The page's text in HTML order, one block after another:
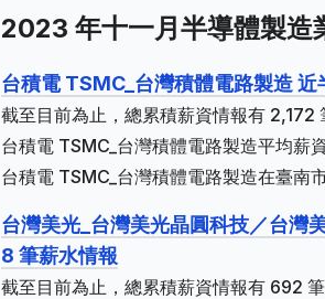
2023 年十一月半導體製造
台積電 TSMC_台灣積體電路製造
截至目前為止，總累積薪資情報有
台積電 TSMC_台灣積體電路製造平均薪
台積電 TSMC_台灣積體電路製造在臺南
台灣美光_台灣美光晶圓科技／台灣
8 筆薪水情報
截至目前為止，總累積薪資情報有 692